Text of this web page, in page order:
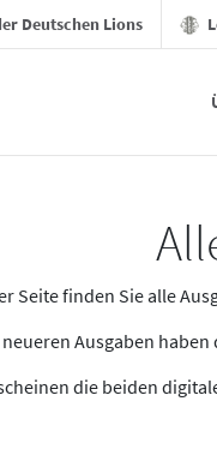
Deutschen Lions
Seite finden Sie alle
neueren Ausgaben
die beiden